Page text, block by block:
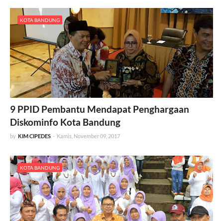
KOTA BANDUNG
9 PPID Pembantu Mendapat Penghargaan
Diskominfo Kota Bandung
by KIM CIPEDES - Kamis, November 09, 2017
KOTA BANDUNG